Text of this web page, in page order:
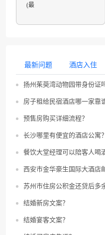
(最
最新问题 酒店入住
扬州茱萸湾动物园带身份证
房子租给民宿酒店哪一家靠
预售房购买详细流程？
长沙哪里有便宜的酒店公寓？
餐饮大堂经理可以陪客人喝
西安市金华豪生国际大酒店
苏州市住房公积金还贷后多
结婚新房文案？
结婚宴客文案？